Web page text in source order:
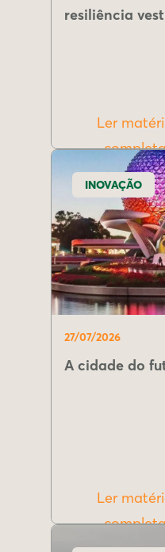
resiliência
Ler
INOVAÇÃO
27/07/2026
A cidade do
Ler